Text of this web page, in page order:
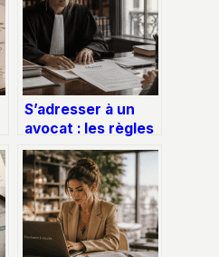
S’adresser à un
avocat : les règles
de politesse
indispensables
pour votre premier
rendez-vous